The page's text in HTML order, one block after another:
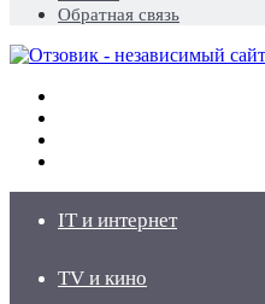
Обратная связь
IT и интернет
TV и кино